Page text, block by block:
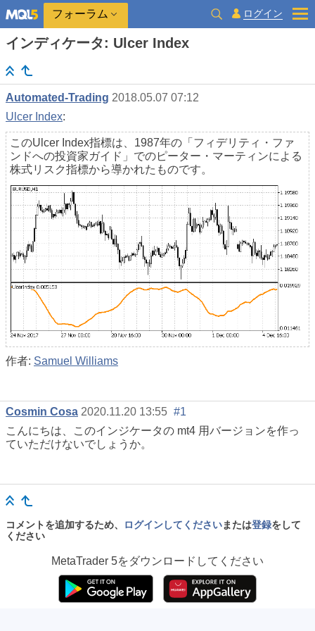
フォーラム ログイン
インディケータ: Ulcer Index
Automated-Trading 2018.05.07 07:12
Ulcer Index:
このUlcer Index指標は、1987年の「フィデリティ・ファ
ンドへの投資家ガイド」でのピーター・マーティンによる
株式リスク指標から導かれたものです。
作者: Samuel Williams
Cosmin Cosa 2020.11.20 13:55 #1
こんにちは、このインジケータの mt4 用バージョンを作っ
ていただけないでしょうか。
コメントを追加するため、 ログインしてくださいまたは登録をして
ください
MetaTrader 5をダウンロードしてください